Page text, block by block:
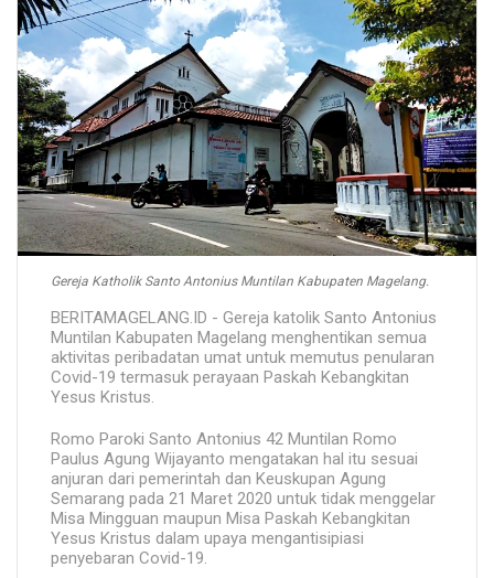
Gereja Katholik Santo Antonius Muntilan Kabupaten Magelang.
BERITAMAGELANG.ID - Gereja katolik Santo Antonius
Muntilan Kabupaten Magelang menghentikan semua
aktivitas peribadatan umat untuk memutus penularan
Covid-19 termasuk perayaan Paskah Kebangkitan
Yesus Kristus.
Romo Paroki Santo Antonius 42 Muntilan Romo
Paulus Agung Wijayanto mengatakan hal itu sesuai
anjuran dari pemerintah dan Keuskupan Agung
Semarang pada 21 Maret 2020 untuk tidak menggelar
Misa Mingguan maupun Misa Paskah Kebangkitan
Yesus Kristus dalam upaya mengantisipiasi
penyebaran Covid-19.